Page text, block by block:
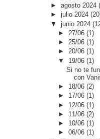
► agosto 2024
► julio 2024
▼ junio 2024
► 27/06(1)
►25/06(1)
►20/06(1)
▼ 19/06(1)
Si no te
con
► 18/06(2)
► 17/06(1)
► 12/06(1)
► 11/06(2)
► 10/06(1)
►06/06(1)